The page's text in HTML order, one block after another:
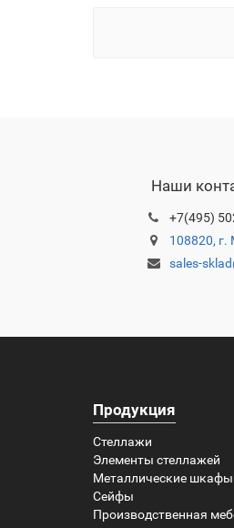
Наши
+7(495)
108820, г.
sales-
Продукция
Стеллажи
Элементы стеллажей
Металлические шкафы
Сейфы
Производственная